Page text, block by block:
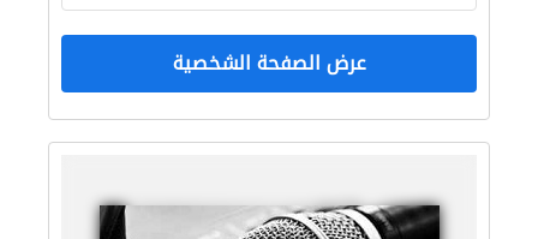
عرض الصفحة الشخصية